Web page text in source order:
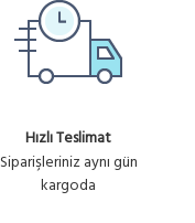
Hızlı Teslimat
Siparişleriniz aynı gün
kargoda